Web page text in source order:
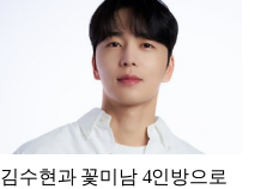
김수현과 꽃미남 4인방으로